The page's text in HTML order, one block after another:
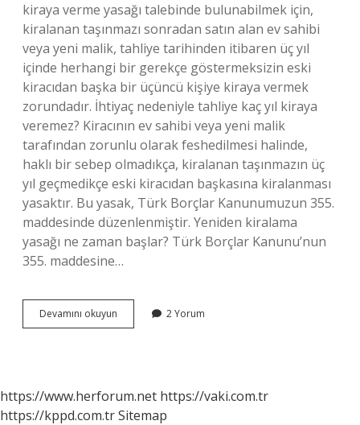
kiraya verme yasağı talebinde bulunabilmek için,
kiralanan taşınmazı sonradan satın alan ev sahibi
veya yeni malik, tahliye tarihinden itibaren üç yıl
içinde herhangi bir gerekçe göstermeksizin eski
kiracıdan başka bir üçüncü kişiye kiraya vermek
zorundadır. İhtiyaç nedeniyle tahliye kaç yıl kiraya
veremez? Kiracının ev sahibi veya yeni malik
tarafından zorunlu olarak feshedilmesi halinde,
haklı bir sebep olmadıkça, kiralanan taşınmazın üç
yıl geçmedikçe eski kiracıdan başkasına kiralanması
yasaktır. Bu yasak, Türk Borçlar Kanunumuzun 355.
maddesinde düzenlenmiştir. Yeniden kiralama
yasağı ne zaman başlar? Türk Borçlar Kanunu’nun
355. maddesine…
Devamını okuyun
Edilen
Verilmez
2 Yorum
https://www.herforum.net https://vaki.com.tr
https://kppd.com.trSitemap